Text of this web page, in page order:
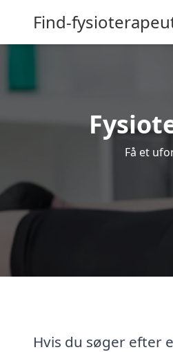
Find-
Få et
Hvis du søger efter